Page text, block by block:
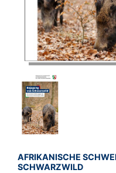
BROSCHÜRE:
AFRIKANISCHE
SCHWARZWILD